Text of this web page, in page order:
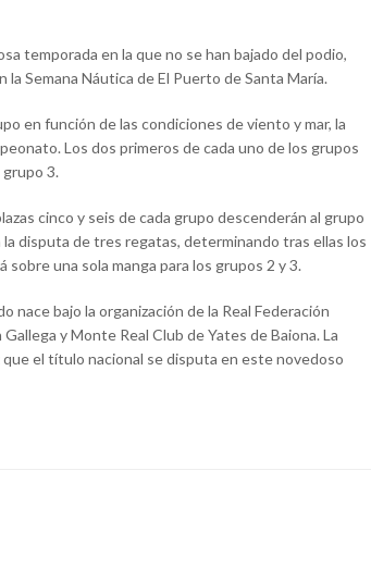
temporada en la que no se han bajado del podio,
Semana Náutica de El Puerto de Santa María.
en función de las condiciones de viento y mar, la
Los dos primeros de cada uno de los grupos
3.
cinco y seis de cada grupo descenderán al grupo
disputa de tres regatas, determinando tras ellas los
una sola manga para los grupos 2 y 3.
bajo la organización de la Real Federación
y Monte Real Club de Yates de Baiona. La
el título nacional se disputa en este novedoso